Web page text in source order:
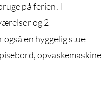
på ferien. I
og 2
en hyggelig stue
opvaskemaskine